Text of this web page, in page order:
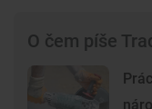
O čem píše